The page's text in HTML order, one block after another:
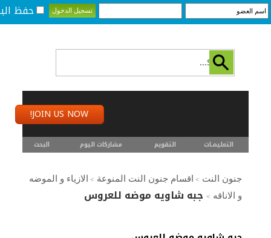
حفظ
JOIN US NOW!
التعليمـــات التقويم مشاركات اليوم البحث
جنون النت > اقسام جنون النت المنوعة >
الازياء و الموضه
و الاناقه > جبه شاويه موضه للعروس